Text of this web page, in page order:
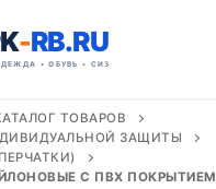
ТОВАРОВ
ЗАЩИТЫ
С ПВХ ПОКРЫТИЕМ